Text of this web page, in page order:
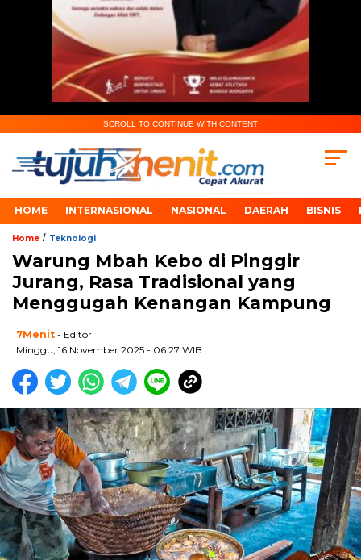
SCROLL TO CONTINUE WITH CONTENT
HOME INTERNASIONAL NASIONAL DAERAH BISNIS
Home / Teknologi
Warung Mbah Kebo di Pinggir
Jurang, Rasa Tradisional yang
Menggugah Kenangan Kampung
7Menit - Editor
Minggu, 16 November 2025 - 06:27 WIB